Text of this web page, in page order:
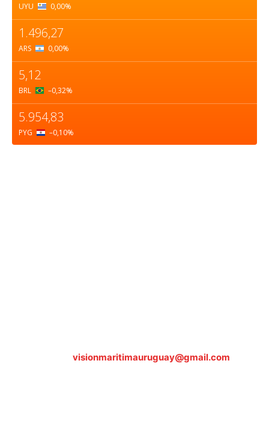
UYU 0,00%
1.496,27
ARS 0,00%
5,12
BRL –0,32%
5.954,83
PYG –0,10%
visionmaritimauruguay@gmail.com